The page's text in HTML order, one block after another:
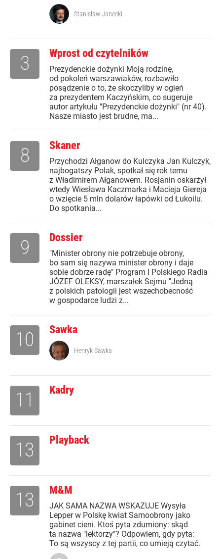
Stanisław Janecki
Wprost od czytelników
Prezydenckie dożynki Moją rodzinę,
od pokoleń warszawiaków, rozbawiło
posądzenie o to, że skoczyliby w ogień
za prezydentem Kaczyńskim, co sugeruje
autor artykułu "Prezydenckie dożynki" (nr 40).
Nasze miasto jest brudne, ma...
3
Skaner
Przychodzi Ałganow do Kulczyka Jan Kulczyk,
najbogatszy Polak, spotkał się rok temu
z Władimirem Ałganowem. Rosjanin oskarżył
wtedy Wiesława Kaczmarka i Macieja Giereja
o wzięcie 5 mln dolarów łapówki od Łukoilu.
Do spotkania...
8
Dossier
"Minister obrony nie potrzebuje obrony,
bo sam się nazywa minister obrony i daje
sobie dobrze radę" Program I Polskiego Radia
JÓZEF OLEKSY, marszałek Sejmu "Jedną
z polskich patologii jest wszechobecność
w gospodarce ludzi z...
9
Sawka
10 Henryk Sawka
Kadry
11
Playback
13
M&M
JAK SAMA NAZWA WSKAZUJE Wysyła
Lepper w Polskę kwiat Samoobrony jako
gabinet cieni. Ktoś pyta zdumiony: skąd
ta nazwa "lektorzy"? Odpowiem, gdy pyta:
To są wszyscy z tej partii, co umieją czytać.
13